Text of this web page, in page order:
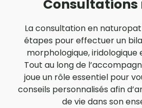
La consultation en
étapes pour effectuer un
morphologique, iridologique
Tout au long de
joue un rôle essentiel pour
conseils personnalisés afin
de vie dans son